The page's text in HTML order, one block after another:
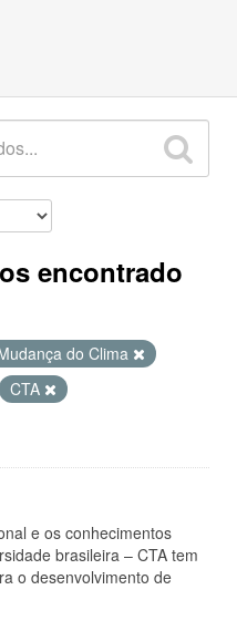
encontrado
do Clima
CTA
e os conhecimentos
brasileira – CTA tem
o desenvolvimento de